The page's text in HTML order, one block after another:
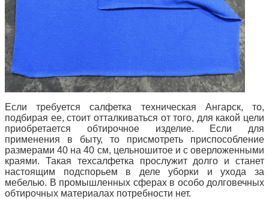
Если требуется салфетка техническая Ангарск, то,
подбирая ее, стоит отталкиваться от того, для какой цели
приобретается обтирочное изделие. Если для
применения в быту, то присмотреть приспособление
размерами 40 на 40 см, цельношитое и с оверложенными
краями. Такая техсалфетка прослужит долго и станет
настоящим подспорьем в деле уборки и ухода за
мебелью. В промышленных сферах в особо долговечных
обтирочных материалах потребности нет.